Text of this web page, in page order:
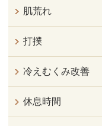
肌荒れ
打撲
冷えむくみ改善
休息時間